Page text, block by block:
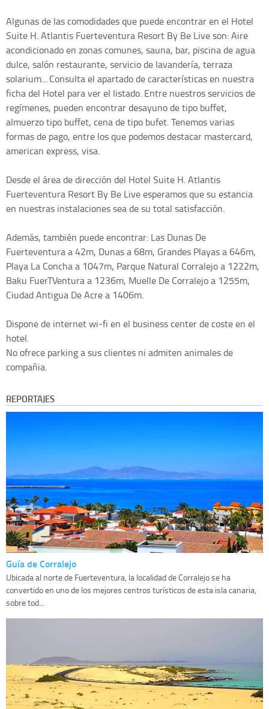
Algunas de las comodidades que puede encontrar en el Hotel
Suite H. Atlantis Fuerteventura Resort By Be Live son: Aire
acondicionado en zonas comunes, sauna, bar, piscina de agua
dulce, salón restaurante, servicio de lavandería, terraza
solarium... Consulta el apartado de características en nuestra
ficha del Hotel para ver el listado. Entre nuestros servicios de
regímenes, pueden encontrar desayuno de tipo buffet,
almuerzo tipo buffet, cena de tipo bufet. Tenemos varias
formas de pago, entre los que podemos destacar mastercard,
american express, visa.
Desde el área de dirección del Hotel Suite H. Atlantis
Fuerteventura Resort By Be Live esperamos que su estancia
en nuestras instalaciones sea de su total satisfacción.
Además, también puede encontrar: Las Dunas De
Fuerteventura a 42m, Dunas a 68m, Grandes Playas a 646m,
Playa La Concha a 1047m, Parque Natural Corralejo a 1222m,
Baku FuerTVentura a 1236m, Muelle De Corralejo a 1255m,
Ciudad Antigua De Acre a 1406m.
Dispone de internet wi-fi en el business center de coste en el
hotel.
No ofrece parking a sus clientes ni admiten animales de
compañia.
REPORTAJES
Guía de Corralejo
Ubicada al norte de Fuerteventura, la localidad de Corralejo se ha
convertido en uno de los mejores centros turísticos de esta isla canaria,
sobre tod...